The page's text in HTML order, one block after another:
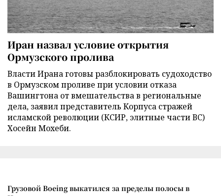
Иран назвал условие открытия
Ормузского пролива
Власти Ирана готовы разблокировать судоходство
в Ормузском проливе при условии отказа
Вашингтона от вмешательства в региональные
дела, заявил представитель Корпуса стражей
исламской революции (КСИР, элитные части ВС)
Хосейн Мохеби.
Грузовой Boeing выкатился за пределы полосы в